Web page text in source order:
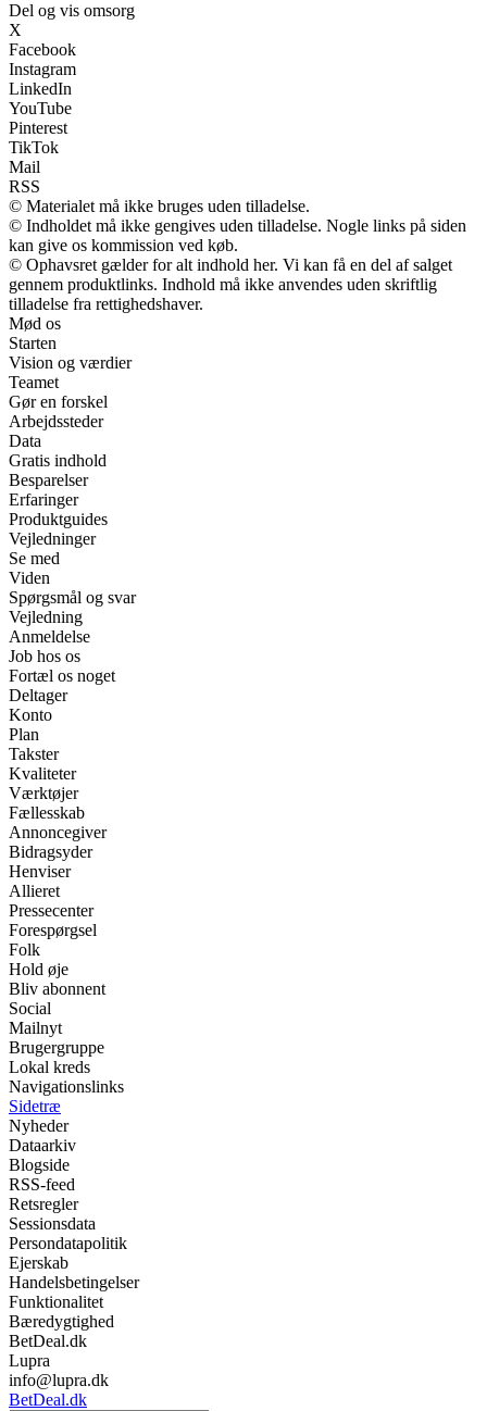
Del og vis omsorg
X
Facebook
Instagram
LinkedIn
YouTube
Pinterest
TikTok
Mail
RSS
© Materialet må ikke bruges uden tilladelse.
© Indholdet må ikke gengives uden tilladelse. Nogle links på siden
kan give os kommission ved køb.
© Ophavsret gælder for alt indhold her. Vi kan få en del af salget
gennem produktlinks. Indhold må ikke anvendes uden skriftlig
tilladelse fra rettighedshaver.
Mød os
Starten
Vision og værdier
Teamet
Gør en forskel
Arbejdssteder
Data
Gratis indhold
Besparelser
Erfaringer
Produktguides
Vejledninger
Se med
Viden
Spørgsmål og svar
Vejledning
Anmeldelse
Job hos os
Fortæl os noget
Deltager
Konto
Plan
Takster
Kvaliteter
Værktøjer
Fællesskab
Annoncegiver
Bidragsyder
Henviser
Allieret
Pressecenter
Forespørgsel
Folk
Hold øje
Bliv abonnent
Social
Mailnyt
Brugergruppe
Lokal kreds
Navigationslinks
Sidetræ
Nyheder
Dataarkiv
Blogside
RSS-feed
Retsregler
Sessionsdata
Persondatapolitik
Ejerskab
Handelsbetingelser
Funktionalitet
Bæredygtighed
BetDeal.dk
Lupra
info@lupra.dk
BetDeal.dk